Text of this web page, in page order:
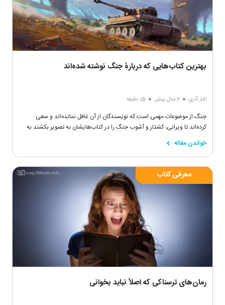
بهترین کتاب‌هایی که دربارۀ جنگ نوشته شده‌اند
الناز آذری 2 سال پیش 15 دقیقه
جنگ از موضوعات مهمی است که نویسندگان از آن غافل نمانده‌اند و سعی
کرده‌اند تا ویرانی، کشتار و آشوب جنگ را در کتاب‌هایشان به تصویر بکشند به
این امید که دنیا دیگر شاهد چنین رویداد شومی نباشد.
خواندن مقاله
معرفی کتاب
رمان‌های ترسناکی که اصلاً نباید بخوانی